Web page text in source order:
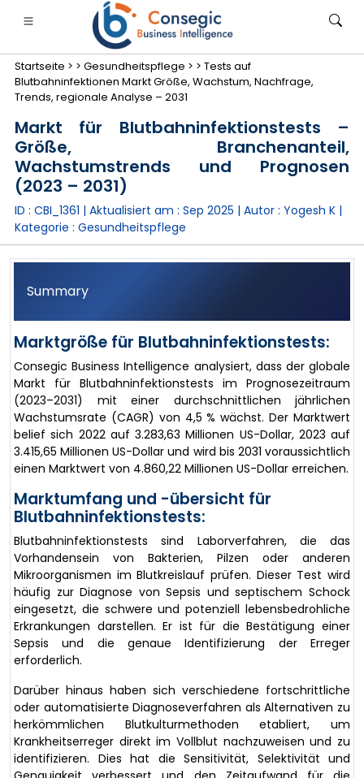
Finanzdienstleistungen und Versicherungen
• Konsumgüter • Energie und Strom
•
• Fallstudien
Startseite > > Gesundheitspflege > > Tests auf
Blutbahninfektionen Markt Größe, Wachstum, Nachfrage,
Trends, regionale Analyse – 2031
Markt für Blutbahninfektionstests –
Größe, Branchenanteil,
Wachstumstrends und Prognosen
(2023 – 2031)
ID : CBI_1361 | Aktualisiert am : Sep 2025 | Autor : Yogesh K|
Kategorie : Gesundheitspflege
Summary
Marktgröße für Blutbahninfektionstests:
Consegic Business Intelligence analysiert, dass der globale
Markt für Blutbahninfektionstests im Prognosezeitraum
(2023–2031) mit einer durchschnittlichen jährlichen
Wachstumsrate (CAGR) von 4,5 % wächst. Der Marktwert
belief sich 2022 auf 3.283,63 Millionen US-Dollar, 2023 auf
3.415,65 Millionen US-Dollar und wird bis 2031 voraussichtlich
einen Marktwert von 4.860,22 Millionen US-Dollar erreichen.
Marktumfang und -übersicht für
Blutbahninfektionstests:
Blutbahninfektionstests sind Laborverfahren, die das
Vorhandensein von Bakterien, Pilzen oder anderen
Mikroorganismen im Blutkreislauf prüfen. Dieser Test wird
häufig zur Diagnose von Sepsis und septischem Schock
eingesetzt, die schwere und potenziell lebensbedrohliche
Erkrankungen darstellen. Er ist für die Bestätigung einer
Sepsis und die genaue Identifizierung der Erreger
erforderlich.
Darüber hinaus haben sich verschiedene fortschrittliche
oder automatisierte Diagnoseverfahren als Alternativen zu
herkömmlichen Blutkulturmethoden etabliert, um
Krankheitserreger direkt im Vollblut nachzuweisen und zu
identifizieren. Dies hat die Sensitivität, Selektivität und